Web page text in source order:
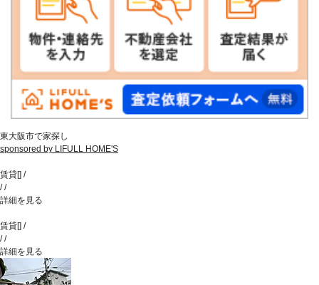
東大阪市で家探し
sponsored by LIFULL HOME'S
賃貸[] /
//
詳細を見る
賃貸[] /
//
詳細を見る